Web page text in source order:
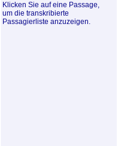
Klicken Sie auf eine Passage,
um die transkribierte
Passagierliste anzuzeigen.